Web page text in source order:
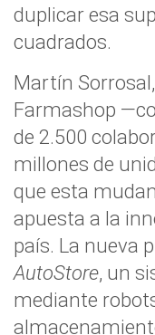
duplicar esa
cuadrados.
Martín
Farmashop
de 2.500
millones de
que esta
apuesta a la
país. La nueva
AutoStore, un
mediante